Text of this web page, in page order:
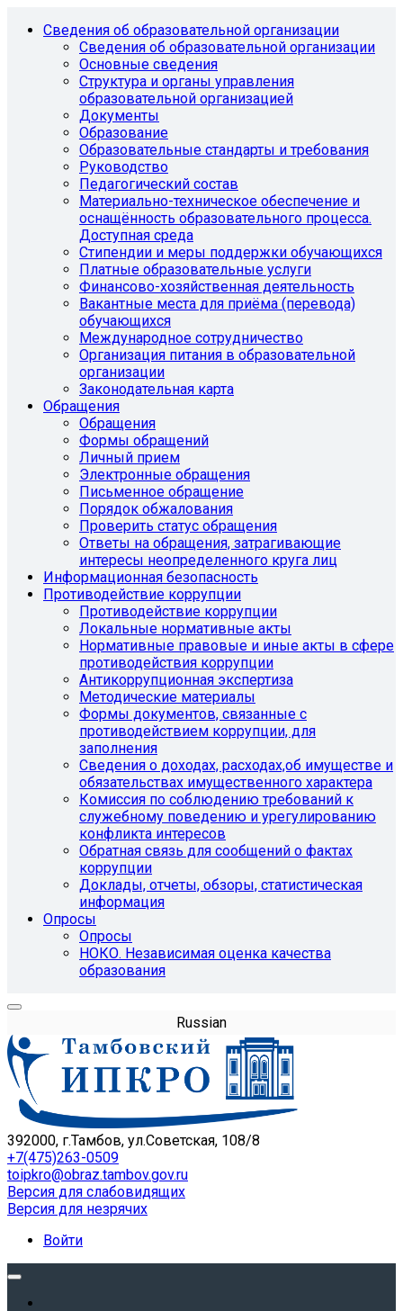
Сведения об образовательной организации
Сведения об образовательной организации
Основные сведения
Структура и органы управления
образовательной организацией
Документы
Образование
Образовательные стандарты и требования
Руководство
Педагогический состав
Материально-техническое обеспечение и
оснащённость образовательного процесса.
Доступная среда
Стипендии и меры поддержки обучающихся
Платные образовательные услуги
Финансово-хозяйственная деятельность
Вакантные места для приёма (перевода)
обучающихся
Международное сотрудничество
Организация питания в образовательной
организации
Законодательная карта
Обращения
Обращения
Формы обращений
Личный прием
Электронные обращения
Письменное обращение
Порядок обжалования
Проверить статус обращения
Ответы на обращения, затрагивающие
интересы неопределенного круга лиц
Информационная безопасность
Противодействие коррупции
Противодействие коррупции
Локальные нормативные акты
Нормативные правовые и иные акты в сфере
противодействия коррупции
Антикоррупционная экспертиза
Методические материалы
Формы документов, связанные с
противодействием коррупции, для
заполнения
Сведения о доходах, расходах,об имуществе и
обязательствах имущественного характера
Комиссия по соблюдению требований к
служебному поведению и урегулированию
конфликта интересов
Обратная связь для сообщений о фактах
коррупции
Доклады, отчеты, обзоры, статистическая
информация
Опросы
Опросы
НОКО. Независимая оценка качества
образования
Russian
392000, г.Тамбов, ул.Советская, 108/8
+7(475)263-0509
toipkro@obraz.tambov.gov.ru
Версия для слабовидящих
Версия для незрячих
Войти